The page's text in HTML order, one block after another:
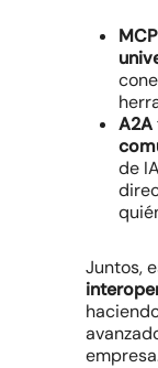
MCP
A2A
de
Juntos,